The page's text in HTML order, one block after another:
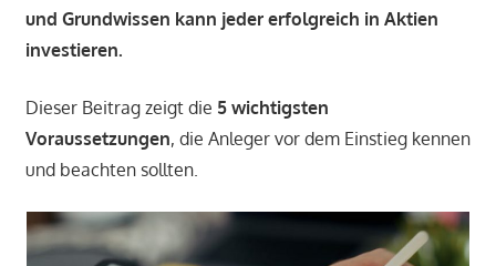
und Grundwissen kann jeder erfolgreich in Aktien
investieren.
Dieser Beitrag zeigt die 5 wichtigsten
Voraussetzungen, die Anleger vor dem Einstieg kennen
und beachten sollten.